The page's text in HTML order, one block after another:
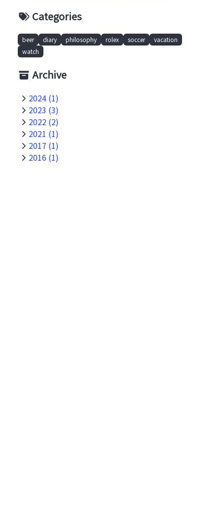
Categories
beer diary philosophy rolex soccer
vacation
watch
Archive
2024 (1)
2023 (3)
2022 (2)
2021 (1)
2017 (1)
2016 (1)